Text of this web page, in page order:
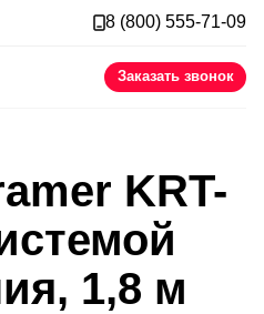
8 (800) 555-71-09
Заказать звонок
KRT-
1,8 м